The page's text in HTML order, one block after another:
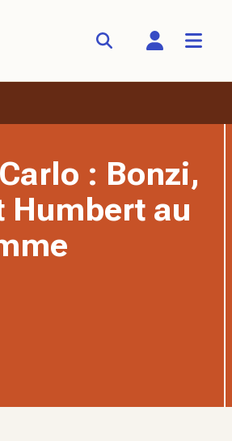
: Bonzi,
Humbert au